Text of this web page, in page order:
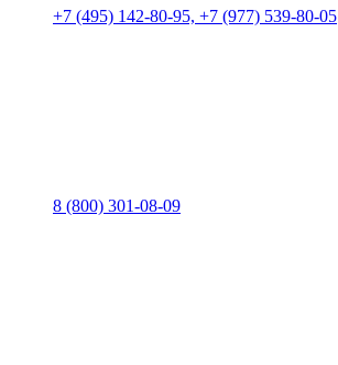
+7 (495) 142-80-95, +7 (977) 539-80-05
8 (800) 301-08-09